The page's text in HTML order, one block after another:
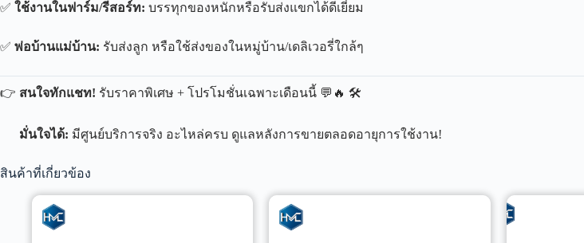
✅ ใช้งานในฟาร์ม/รีสอร์ท: บรรทุกของหนักหรือรับส่งแขกได้ดีเยี่ยม
✅ พ่อบ้านแม่บ้าน: รับส่งลูก หรือใช้ส่งของในหมู่บ้าน/เดลิเวอรี่ใกล้ๆ
👉 สนใจทักแชท! รับราคาพิเศษ + โปรโมชั่นเฉพาะเดือนนี้ 💬🔥 🛠️
มั่นใจได้: มีศูนย์บริการจริง อะไหล่ครบ ดูแลหลังการขายตลอดอายุการใช้งาน!
สินค้าที่เกี่ยวข้อง